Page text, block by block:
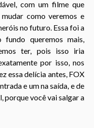
com um filme que
como veremos e
no futuro. Essa foi a
queremos mais,
ter, pois isso iria
por isso, nos
essa delícia antes, FOX
e um na saída, e de
porque você vai salgar a